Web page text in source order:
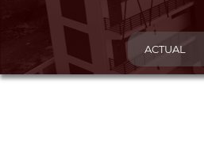
ACTUAL